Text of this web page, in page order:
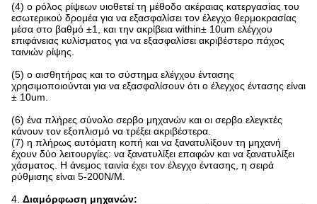
(4) ο ρόλος ρίψεων υιοθετεί τη μέθοδο ακέραιας κατεργασίας του
εσωτερικού δρομέα για να εξασφαλίσει τον έλεγχο θερμοκρασίας
μέσα στο βαθμό ±1, και την ακρίβεια within± 10um ελέγχου
επιφάνειας κυλίσματος για να εξασφαλίσει ακριβέστερο πάχος
ταινιών ρίψης.
(5) ο αισθητήρας και το σύστημα ελέγχου έντασης
χρησιμοποιούνται για να εξασφαλίσουν ότι ο έλεγχος έντασης είναι
± 10um.
(6) ένα πλήρες σύνολο σερβο μηχανών και οι σερβο ελεγκτές
κάνουν τον εξοπλισμό να τρέξει ακριβέστερα.
(7) η πλήρως αυτόματη κοπή και να ξανατυλίξουν τη μηχανή
έχουν δύο λειτουργίες: να ξανατυλίξει επαφών και να ξανατυλίξει
χάσματος. Η άνεμος ταινία έχει τον έλεγχο έντασης, η σειρά
ρύθμισης είναι 5-200N/M.
4. Διαμόρφωση μηχανών: